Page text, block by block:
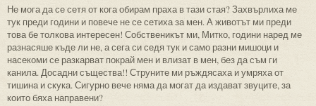
Не мога да се сетя от кога обирам праха в тази стая? Захвърлиха ме
тук преди години и повече не се сетиха за мен. А животът ми преди
това бе толкова интересен! Собственикът ми, Митко, години наред ме
разнасяше къде ли не, а сега си седя тук и само разни мишоци и
насекоми се разкарват покрай мен и влизат в мен, без да съм ги
канила. Досадни същества!! Струните ми ръждясаха и умряха от
тишина и скука. Сигурно вече няма да могат да издават звуците, за
които бяха направени?